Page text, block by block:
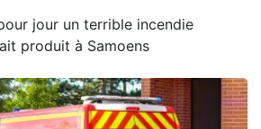
jour un terrible incendie
produit à Samoens